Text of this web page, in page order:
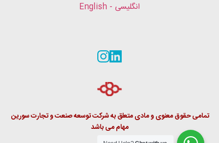
انگلیسی - English
مهام می باشد